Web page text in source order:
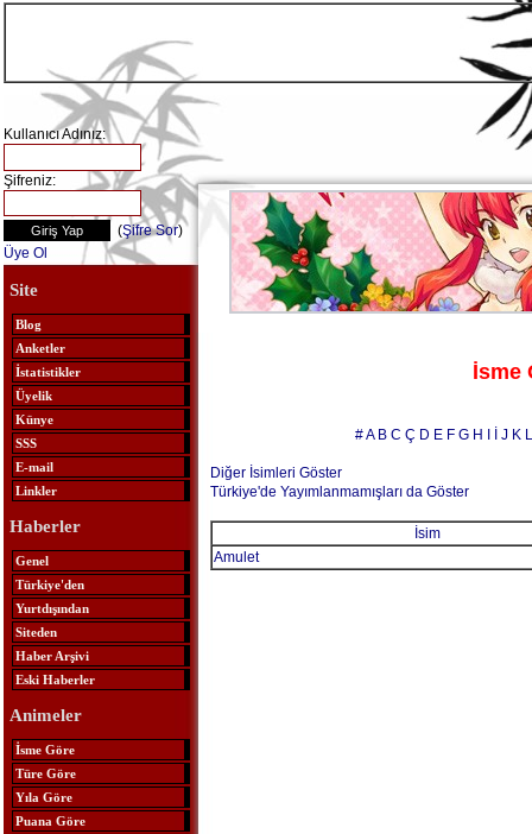
Kullanıcı Adınız:
Şifreniz:
(Şifre Sor)
Üye Ol
Site
Blog
Anketler
İstatistikler
Üyelik
Künye
SSS
E-mail
Linkler
Haberler
Genel
Türkiye'den
Yurtdışından
Siteden
Haber Arşivi
Eski Haberler
Animeler
İsme Göre
Türe Göre
Yıla Göre
Puana Göre
İsme
#A B C Ç D E F G H J K L
Diğer İsimleri Göster
Türkiye'de Yayımlanmamışları da Göster
İsim
Amulet